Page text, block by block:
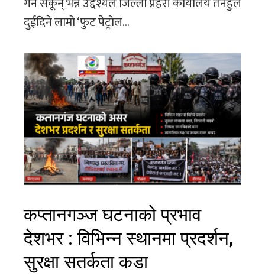
दुईदिने लामो ‘फुट पेट्रोल...
कप्तानगञ्ज घटनाको प्रभाव
देशभर : विभिन्न स्थानमा प्रदर्शन,
सुरक्षा सतर्कता कडा